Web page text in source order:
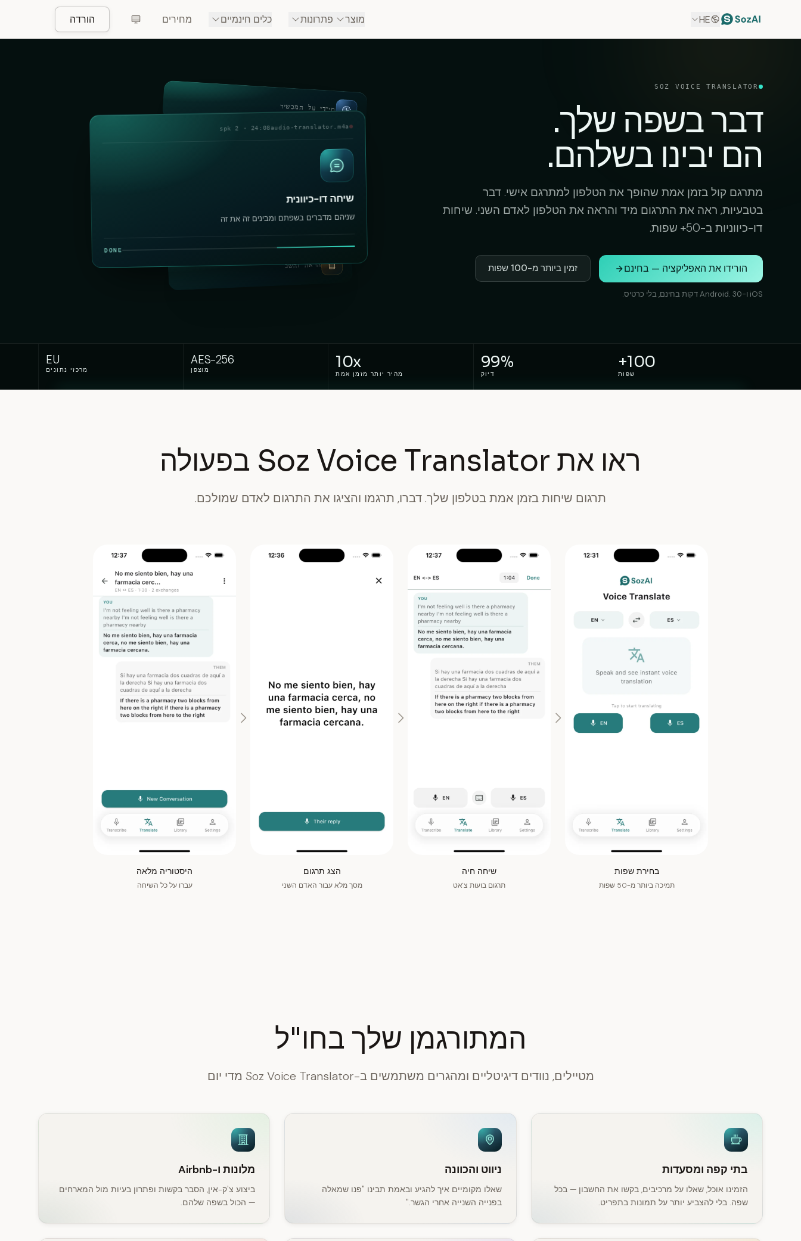
HE מוצר פתרונות כלים חינמיים מחירים הורדה
SOZ VOICE TRANSLATOR
דבר בשפה שלך.
הם יבינו בשלהם.
מתרגם קול בזמן אמת שהופך את הטלפון למתרגם אישי. דבר
בטבעיות, ראה את התרגום מיד והראה את הטלפון לאדם השני. שיחות
דו-כיווניות ב-50+ שפות.
הורידו את האפליקציה — בחינם
iOS ו-Android. 30 דקות בחינם, בלי כרטיס.
זמין ביותר מ-100 שפות
מיידי על המכשיר
הראה והשב
audio-translator.m4a
24:08 · 2 spk
שיחה דו-כיוונית
שניהם מדברים בשפתם ומבינים זה את זה
DONE
100+
שפות
99%
דיוק
10x
מהיר יותר מזמן אמת
AES-256
מוצפן
EU
מרכזי נתונים
ראו את Soz Voice Translator בפעולה
תרגום שיחות בזמן אמת בטלפון שלך. דברו, תרגמו והציגו את התרגום לאדם שמולכם.
בחירת שפות
תמיכה ביותר מ-50 שפות
שיחה חיה
תרגום בועות צ'אט
הצג תרגום
מסך מלא עבור האדם השני
היסטוריה מלאה
עברו על כל השיחה
המתורגמן שלך בחו"ל
מטיילים, נוודים דיגיטליים ומהגרים משתמשים ב-Soz Voice Translator מדי יום
בתי קפה ומסעדות
הזמינו אוכל, שאלו על מרכיבים, בקשו את החשבון — בכל
שפה. בלי להצביע יותר על תמונות בתפריט.
ניווט והכוונה
שאלו מקומיים איך להגיע ובאמת תבינו "פנו שמאלה
בפנייה השנייה אחרי הגשר."
מלונות ו-Airbnb
ביצוע צ'ק-אין, הסבר בקשות ופתרון בעיות מול המארחים
— הכול בשפה שלהם.